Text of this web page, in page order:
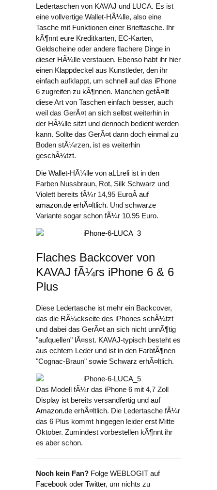
Ledertaschen von KAVAJ und LUCA. Es ist
eine vollvertige Wallet-HÃ¼lle, also eine
Tasche mit Funktionen einer Brieftasche. Ihr
kÃ¶nnt eure Kreditkarten, EC-Karten,
Geldscheine oder andere flachere Dinge in
dieser HÃ¼lle verstauen. Ebenso habt ihr hier
einen Klappdeckel aus Kunstleder, den ihr
einfach aufklappt, um schnell auf das iPhone
6 zugreifen zu kÃ¶nnen. Manchen gefÃ¤llt
diese Art von Taschen einfach besser, auch
weil das GerÃ¤t an sich selbst weiterhin in
der HÃ¼lle sitzt und dennoch bedient werden
kann. Sollte das GerÃ¤t dann doch einmal zu
Boden stÃ¼rzen, ist es weiterhin
geschÃ¼tzt.
Die Wallet-HÃ¼lle von aLLreli ist in den
Farben Nussbraun, Rot, Silk Schwarz und
Violett bereits fÃ¼r 14,95 EuroÂ auf
amazon.de erhÃ¤ltlich. Und schwarze
Variante sogar schon fÃ¼r 10,95 Euro.
Flaches Backcover von
KAVAJ fÃ¼rs iPhone 6 & 6
Plus
Diese Ledertasche ist mehr ein Backcover,
das die RÃ¼ckseite des iPhones schÃ¼tzt
und dabei das GerÃ¤t an sich nicht unnÃ¶tig
"aufquellen" lÃ¤sst. KAVAJ-typisch besteht es
aus echtem Leder und ist in den FarbtÃ¶nen
"Cognac-Braun" sowie Schwarz erhÃ¤ltlich.
Das Modell fÃ¼r das iPhone 6 mit 4,7 Zoll
Display ist bereits versandfertig und auf
Amazon.de erhÃ¤ltlich. Die Ledertasche fÃ¼r
das 6 Plus kommt hingegen leider erst Mitte
Oktober. Zumindest vorbestellen kÃ¶nnt ihr
es aber schon.
Noch kein Fan? Folge WEBLOGIT auf
Facebook oder Twitter, um nichts zu